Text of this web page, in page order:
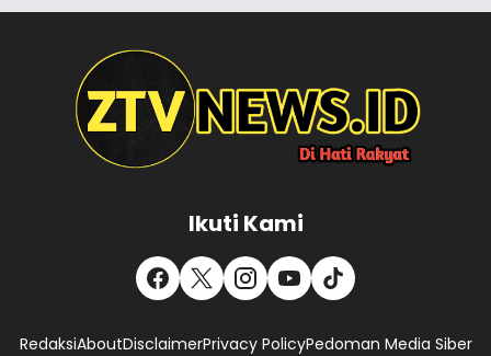
Ikuti Kami
RedaksiAboutDisclaimerPrivacy PolicyPedoman Media Siber